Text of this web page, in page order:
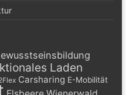
Laden
Carsharing E-Mobilität